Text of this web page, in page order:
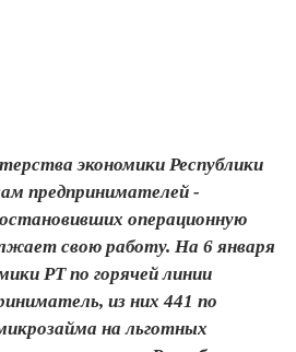
экономики Республики
предпринимателей -
операционную
свою работу. На 6 января
РТ по горячей линии
из них 441 по
на льготных